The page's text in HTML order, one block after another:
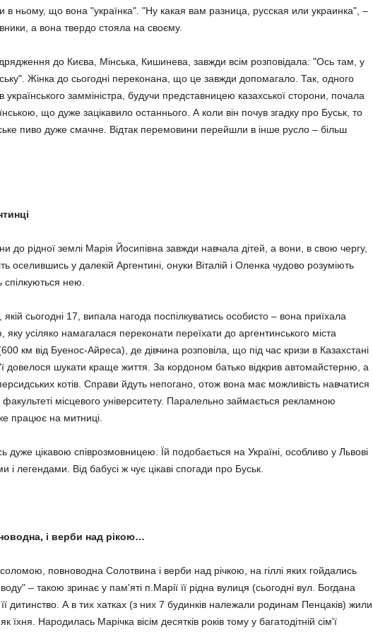
в ньому, що вона "українка". "Ну какая вам разница, русская или украинка", –
а вона твердо стояла на своєму.
до Києва, Мінська, Кишинева, завжди всім розповідала: "Ось там, у
Жінка до сьогодні переконана, що це завжди допомагало. Так, одного
українського замміністра, будучи представницею казахської сторони, почала
що дуже зацікавило останнього. А коли він почув згадку про Буськ, то
пиво дуже смачне. Відтак перемовини перейшли в інше русло – більш
до рідної землі Марія Йосипівна завжди навчала дітей, а вони, в свою чергу,
оселившись у далекій Аргентині, онуки Віталій і Оленка чудово розуміють
спілкуються нею.
сьогодні 17, випала нагода поспілкуватись особисто – вона приїхала
яку усіляко намагалася переконати переїхати до аргентинського міста
км від Буенос-Айреса), де дівчина розповіла, що під час кризи в Казахстані
довелося шукати краще життя. За кордоном батько відкрив автомайстерню, а
котів. Справи йдуть непогано, отож вона має можливість навчатися
місцевого університету. Паралельно займається рекламною
працює на митниці.
дуже цікавою співрозмовницею. Їй подобається на Україні, особливо у Львові
і легендами. Від бабусі ж чує цікаві спогади про Буськ.
і верби над рікою…
повноводна Солотвина і верби над річкою, на гіллі яких гойдались
воду" – такою зринає у пам'яті п.Марії її рідна вулиця (сьогодні вул. Богдана
дитинство. А в тих хатках (з них 7 будинків належали родинам Пенцаків) жили
як їхня. Народилась Марічка вісім десятків років тому у багатодітній сім'ї